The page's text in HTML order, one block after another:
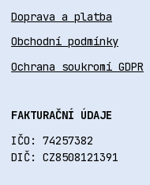
Doprava a platba
Obchodní podmínky
Ochrana soukromí GDPR
FAKTURAČNÍ ÚDAJE
IČO: 74257382
DIČ: CZ8508121391